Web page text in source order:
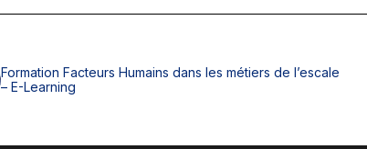
Formation Facteurs Humains dans les métiers de l’escale
– E-Learning